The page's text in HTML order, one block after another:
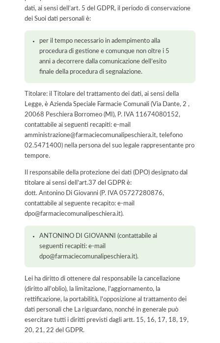
dati, ai sensi dell’art. 5 del GDPR, il periodo di conservazione
dei Suoi dati personali è:
per il tempo necessario in adempimento alla
procedura di gestione e comunque non oltre i 5
anni a decorrere dalla comunicazione dell’esito
finale della procedura di segnalazione.
Titolare: il Titolare del trattamento dei dati, ai sensi della
Legge, è Azienda Speciale Farmacie Comunali (Via Dante, 2 ,
20068 Peschiera Borromeo (MI), P. IVA 11674080152,
contattabile ai seguenti recapiti: e-mail
amministrazione@farmaciecomunalipeschiera.it, telefono
02.5471400) nella persona del suo legale rappresentante pro
tempore.
Il responsabile della protezione dei dati (DPO) designato dal
titolare ai sensi dell'art.37 del GDPR è:
dott. Antonino Di Giovanni (P. IVA 05727280876,
contattabile al seguente recapito: e-mail
dpo@farmaciecomunalipeschiera.it).
ANTONINO DI GIOVANNI (contattabile ai
seguenti recapiti: e-mail
dpo@farmaciecomunalipeschiera.it).
Lei ha diritto di ottenere dal responsabile la cancellazione
(diritto all'oblio), la limitazione, l'aggiornamento, la
rettificazione, la portabilità, l'opposizione al trattamento dei
dati personali che La riguardano, nonché in generale può
esercitare tutti i diritti previsti dagli artt. 15, 16, 17, 18, 19,
20, 21, 22 del GDPR.